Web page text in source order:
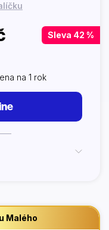
Sleva 42 %
na 1 rok
Malého